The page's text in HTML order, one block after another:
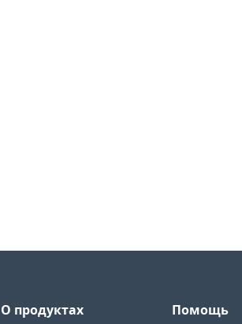
О продуктах Помощь